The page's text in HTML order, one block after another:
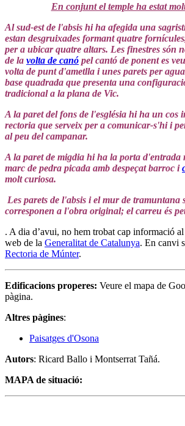
En conjunt el temple ha estat
Al sud-est de l'absis hi ha afegida una
estan desgruixades formant quatre
per a ubicar quatre altars. Les finestres són
de la volta de canó pel cantó de ponent es
volta de punt d'ametlla i unes parets per
base quadrada que presenta una
tradicional a la plana de Vic.
A la paret del fons de l'església hi ha un cos
rectoria que serveix per a comunicar-s'hi i
al peu del campanar.
A la paret de migdia hi ha la porta d'entrada
marc de pedra picada amb despeçat barroc i
molt curiosa.
Les parets de l'absis i el mur de tramuntana
corresponen a l'obra original; el carreu és
. A dia d’avui, no hem trobat cap informació al
web de la Generalitat de Catalunya. En canvi
Rectoria de Múnter.
Edificacions properes: Veure el mapa de
pàgina.
Altres pàgines:
Paisatges d'Osona
Autors: Ricard Ballo i Montserrat Tañá.
MAPA de situació: